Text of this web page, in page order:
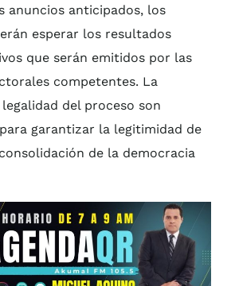
anuncios anticipados, los
esperar los resultados
que serán emitidos por las
competentes. La
del proceso son
garantizar la legitimidad de
de la democracia